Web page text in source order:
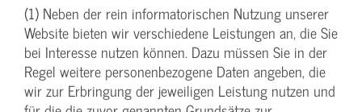
(1) Neben der rein informatorischen Nutzung unserer
Website bieten wir verschiedene Leistungen an, die Sie
bei Interesse nutzen können. Dazu müssen Sie in der
Regel weitere personenbezogene Daten angeben, die
wir zur Erbringung der jeweiligen Leistung nutzen und